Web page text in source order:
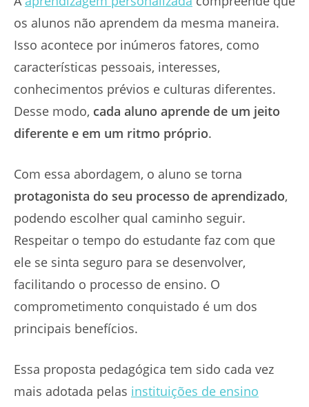
os alunos não aprendem da mesma maneira.
Isso acontece por inúmeros fatores, como
características pessoais, interesses,
conhecimentos prévios e culturas diferentes.
Desse modo, cada aluno aprende de um jeito
diferente e em um ritmo próprio.
Com essa abordagem, o aluno se torna
protagonista do seu processo de aprendizado,
podendo escolher qual caminho seguir.
Respeitar o tempo do estudante faz com que
ele se sinta seguro para se desenvolver,
facilitando o processo de ensino. O
comprometimento conquistado é um dos
principais benefícios.
Essa proposta pedagógica tem sido cada vez
mais adotada pelas instituições de ensino